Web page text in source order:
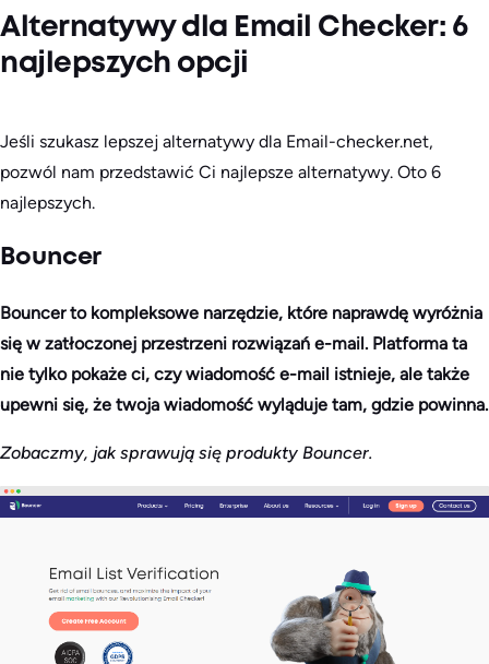
Alternatywy dla Email Checker: 6
najlepszych opcji
Jeśli szukasz lepszej alternatywy dla Email-checker.net,
pozwól nam przedstawić Ci najlepsze alternatywy. Oto 6
najlepszych.
Bouncer
Bouncer to kompleksowe narzędzie, które naprawdę wyróżnia
się w zatłoczonej przestrzeni rozwiązań e-mail. Platforma ta
nie tylko pokaże ci, czy wiadomość e-mail istnieje, ale także
upewni się, że twoja wiadomość wyląduje tam, gdzie powinna.
Zobaczmy, jak sprawują się produkty Bouncer.